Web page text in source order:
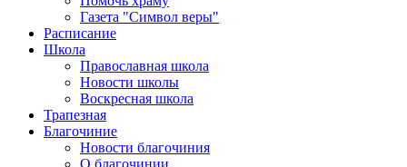
Газета "Символ веры"
Расписание
Школа
Православная школа
Новости школы
Воскресная школа
Трапезная
Благочиние
Новости благочиния
О благочинии